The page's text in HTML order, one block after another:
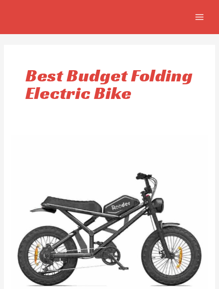
Best Budget Folding
Electric Bike